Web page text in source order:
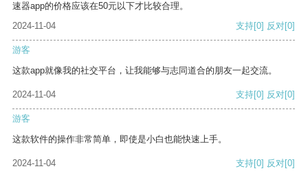
速器app的价格应该在50元以下才比较合理。
2024-11-04
支持[0] 反对[0]
游客
这款app就像我的社交平台，让我能够与志同道合的朋友一起交流。
2024-11-04 支持[0] 反对[0]
游客
这款软件的操作非常简单，即使是小白也能快速上手。
2024-11-04 支持[0] 反对[0]